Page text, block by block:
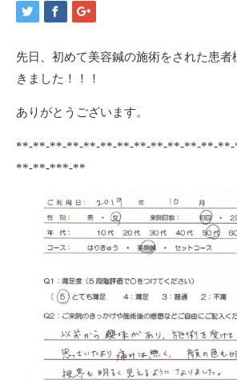
先日、初めて美容鍼の施術をされた患者
きました！！！
ありがとうございます。
**-**-**-**-**-**-**-**-**-**-**-**-
**-**-***-**